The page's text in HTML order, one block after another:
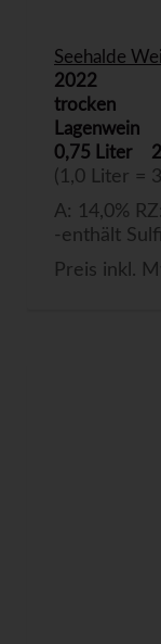
Seehalde
2022
trocken
Lagenwein
0,75 Liter
(1,0 Liter =
A: 14,0%
-enthält
Preis inkl.